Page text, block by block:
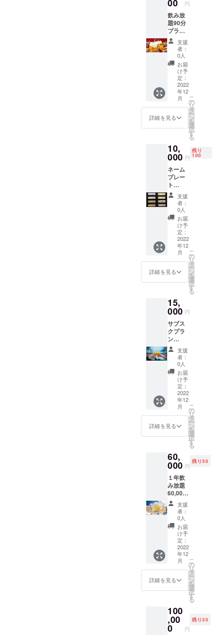
00 円
飲み放
題90分
プラン
5,000
円/1回
分 ※お
客様専
用グラ
スをご
用意(今
後来店
時には
こちら
のグラ
スを使
用いた
す) ※お
連れ様
は別。
支援
者：
0人
お届
け予
定：
2022
年12
月
詳細を見る
こ
の
リ
タ
ー
ン
を
選
択
す
る
10,
000 円
残り
100
ネーム
プレー
ト
10,000
円 ※店
内にお
名前の
入った
プレー
トを展
示致し
ます。
(個人や
グルー
プ法人
も可)
支援
者：
0人
お届
け予
定：
2022
年12
月
詳細を見る
こ
の
リ
タ
ー
ン
を
選
択
す
る
15,
000 円
サブス
クプラ
ン
15,000
円/1ヶ
月分 ※
お客様
専用グ
ラスを
ご用意
(今後来
店時に
はこち
らのグ
ラスを
使用い
ます) ※
お連れ
様は
別。
支援
者：
0人
お届
け予
定：
2022
年12
月
詳細を見る
こ
の
リ
タ
ー
ン
を
選
択
す
る
60,
000 円
残り30
１年飲
み放題
60,000
円 ※今
回のご
支援で
ご来店
から1年
間、毎
日でも
飲み放
題をご
利用い
ただけ
ます。
(1回90
連れ様
は別。
支援
者：
0人
お届
け予
定：
2022
年12
月
詳細を見る
こ
の
リ
タ
ー
ン
を
選
択
す
る
100
,00
0 円
残り30